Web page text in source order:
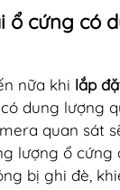
ổ cứng có
nữa khi lắp
dung lượng
quan sát
lượng ổ cứng
bị ghi đè,